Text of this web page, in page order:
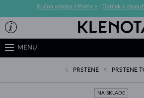
Ručná výroba z Prahy > Darček k
MENU
PRSTENE PRSTENE
NA SKLADE